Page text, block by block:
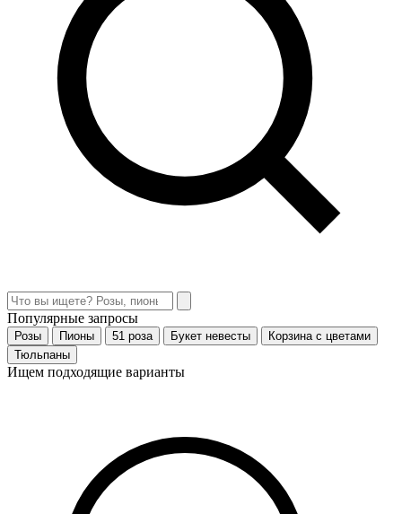
Популярные запросы
Розы Пионы 51 роза Букет невесты
Корзина с цветами
Тюльпаны
Ищем подходящие варианты